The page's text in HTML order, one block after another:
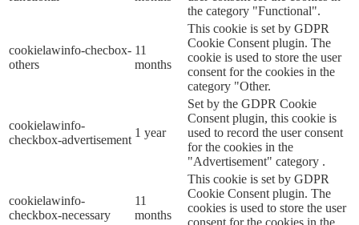
the category "Functional".
cookielawinfo-checbox-
others
11
months
This cookie is set by GDPR
Cookie Consent plugin. The
cookie is used to store the user
consent for the cookies in the
category "Other.
cookielawinfo-
checkbox-advertisement
1 year
Set by the GDPR Cookie
Consent plugin, this cookie is
used to record the user consent
for the cookies in the
"Advertisement" category .
cookielawinfo-
checkbox-necessary
11
months
This cookie is set by GDPR
Cookie Consent plugin. The
cookies is used to store the user
consent for the cookies in the